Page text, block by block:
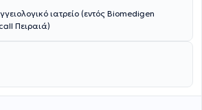
ιατρείο (εντός Biomedigen
Πειραιά)